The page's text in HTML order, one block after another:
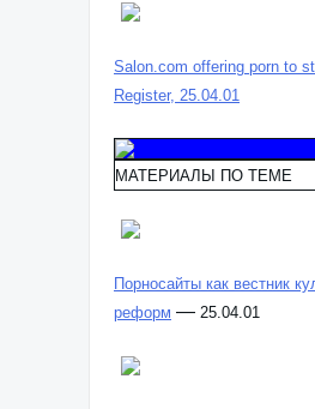
Salon.com offering porn to
Register, 25.04.01
МАТЕРИАЛЫ ПО ТЕМЕ
Порносайты как вестник
реформ — 25.04.01